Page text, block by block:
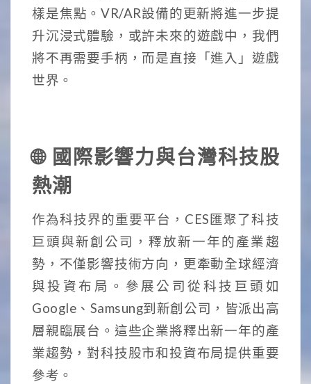
樣是焦點。VR/AR設備的更新將進一步提
升沉浸式體驗，或許未來的遊戲中，我們
將不再需要手柄，而是直接「進入」遊戲
世界。
🌐 國際影響力與台灣科技股
熱潮
作為科技界的重要平台，CES匯聚了科技
巨頭與新創公司，釋放新一年的產業趨
勢，不僅影響技術方向，更牽動全球經濟
與投資布局。參展公司從科技巨頭如
Google、Samsung到新創公司，皆派出高
層親臨展台。這些企業將釋出新一年的產
業趨勢，對科技股市和投資布局提供重要
參考。